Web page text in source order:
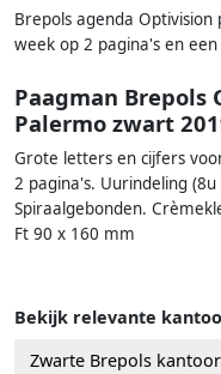
Brepols agenda
week op 2 pagina's en
Paagman
Palermo zwart
Grote letters en cijfers
2 pagina's. Uurindeling
Spiraalgebonden.
Ft 90 x 160 mm
Bekijk relevante
Zwarte Brepols